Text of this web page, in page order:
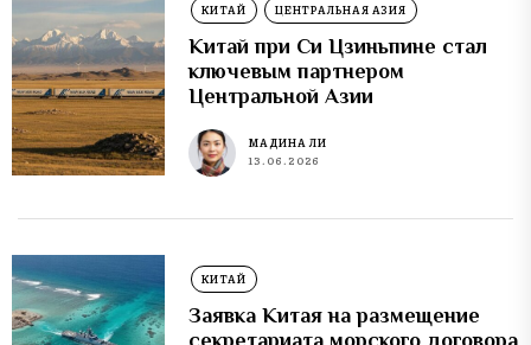
КИТАЙ ЦЕНТРАЛЬНАЯ АЗИЯ
Китай при Си Цзиньпине стал
ключевым партнером
Центральной Азии
МАДИНА ЛИ
13.06.2026
КИТАЙ
Заявка Китая на размещение
секретариата морского договора